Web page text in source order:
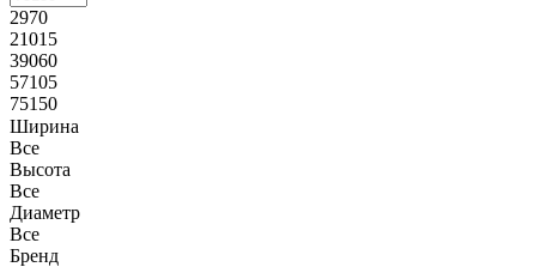
2970
21015
39060
57105
75150
Ширина
Все
Высота
Все
Диаметр
Все
Бренд